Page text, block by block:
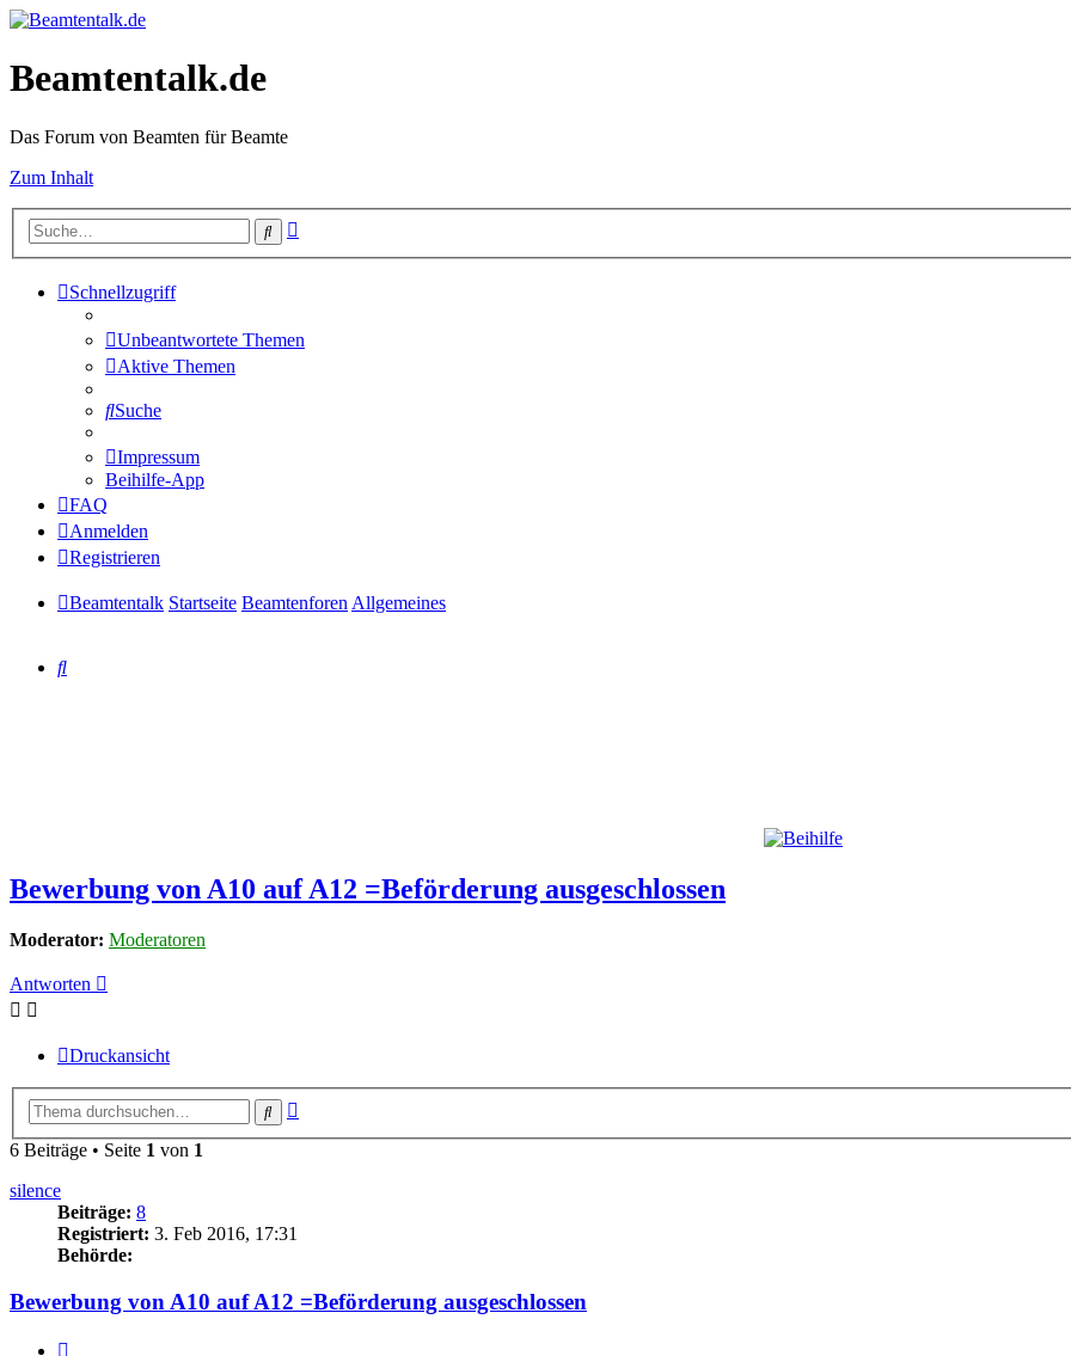
Beamtentalk.de
Das Forum von Beamten für Beamte
Zum Inhalt
Suche
Schnellzugriff
Unbeantwortete Themen
Aktive Themen
Suche
Impressum
Beihilfe-App
FAQ
Anmelden
Registrieren
Beamtentalk Startseite BeamtenforenAllgemeines
Suche
Bewerbung von A10 auf A12 =Beförderung ausgeschlossen
Moderator: Moderatoren
Antworten
Druckansicht
Suche
6 Beiträge • Seite 1 von 1
silence
Beiträge: 8
Registriert: 3. Feb 2016, 17:31
Behörde:
Bewerbung von A10 auf A12 =Beförderung ausgeschlossen